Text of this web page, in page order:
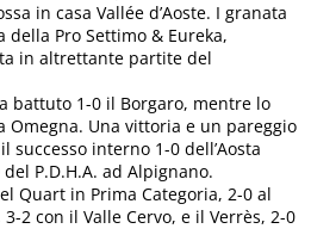
in casa Vallée d’Aoste. I granata
Pro Settimo & Eureka,
in altrettante partite del
battuto 1-0 il Borgaro, mentre lo
Omegna. Una vittoria e un pareggio
successo interno 1-0 dell’Aosta
P.D.H.A. ad Alpignano.
Quart in Prima Categoria, 2-0 al
2 con il Valle Cervo, e il Verrès, 2-0